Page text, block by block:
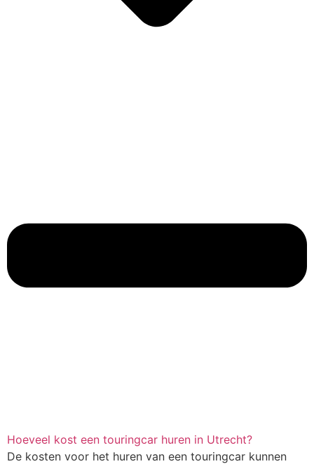
Hoeveel kost een touringcar huren in Utrecht?
De kosten voor het huren van een touringcar kunnen